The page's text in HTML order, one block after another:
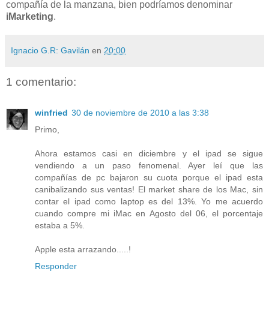
compañía de la manzana, bien podríamos denominar
iMarketing.
Ignacio G.R: Gavilán en 20:00
1 comentario:
winfried 30 de noviembre de 2010 a las 3:38
Primo,
Ahora estamos casi en diciembre y el ipad se sigue
vendiendo a un paso fenomenal. Ayer leí que las
compañías de pc bajaron su cuota porque el ipad esta
canibalizando sus ventas! El market share de los Mac, sin
contar el ipad como laptop es del 13%. Yo me acuerdo
cuando compre mi iMac en Agosto del 06, el porcentaje
estaba a 5%.
Apple esta arrazando.....!
Responder